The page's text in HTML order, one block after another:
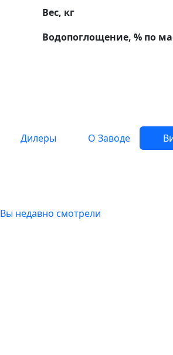
Вес, кг
Водопоглощение, % по
Дилеры О Заводе
Вы недавно смотрели